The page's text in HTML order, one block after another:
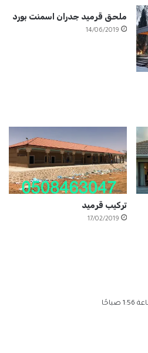
ملحق قرميد جدران اسمنت بورد
14/06/2019
تركيب قرميد
17/02/2019